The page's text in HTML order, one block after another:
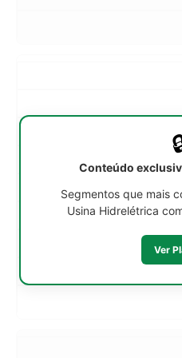
Conteúdo
Segmentos que mais
Usina Hidrelétrica
Ver